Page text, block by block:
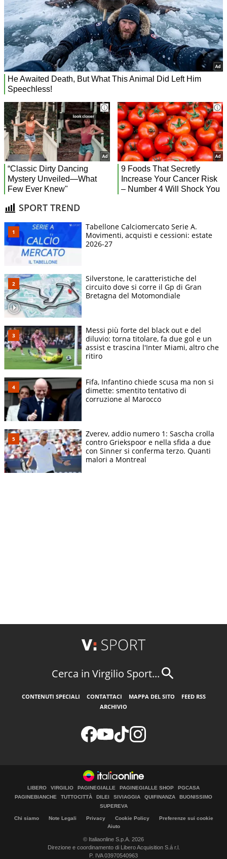
SPORT TREND
Tabellone Calciomercato Serie A.
Movimenti, acquisti e cessioni: estate
2026-27
Silverstone, le caratteristiche del
circuito dove si corre il Gp di Gran
Bretagna del Motomondiale
Messi più forte del black out e del
diluvio: torna titolare, fa due gol e un
assist e trascina l'Inter Miami, altro che
ritiro
Fifa, Infantino chiede scusa ma non si
dimette: smentito tentativo di
corruzione al Marocco
Zverev, addio numero 1: Sascha crolla
contro Griekspoor e nella sfida a due
con Sinner si conferma terzo. Quanti
malori a Montreal
Cerca in Virgilio Sport...
CONTENUTI SPECIALI CONTATTACI MAPPA DEL SITO
FEED RSS
ARCHIVIO
LIBERO VIRGILIO PAGINEGIALLE PAGINEGIALLE SHOP
PGCASA
PAGINEBIANCHE
TUTTOCITTÀ DILEI SIVIAGGIA QUIFINANZA
BUONISSIMO
SUPEREVA
Chi siamo Note Legali Privacy Cookie Policy
Preferenze sui cookie
Aiuto
© Italiaonline S.p.A. 2026
Direzione e coordinamento di Libero Acquisition S.á r.l.
P. IVA 03970540963